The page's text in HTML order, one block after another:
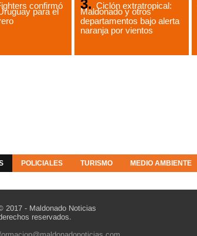
confirmó
para el
Ciclón extratropical:
Maldonado y otros
departamentos bajo alerta
naranja por vientos
POLICIALES TURISMO MEDIO AMBIENTE
2017 - Maldonado Noticias
reservados.